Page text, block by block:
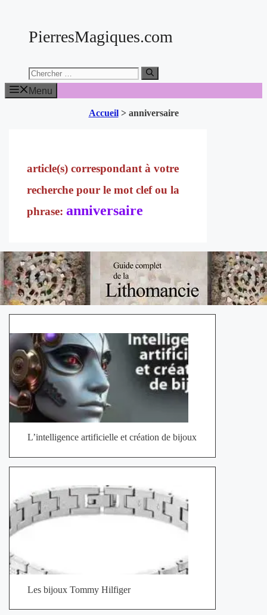
contenuPierresMagiques.com
Chercher:
Menu
Accueil> anniversaire
anniversaire
L’intelligence artificielle et création de bijoux
Les bijoux Tommy Hilfiger